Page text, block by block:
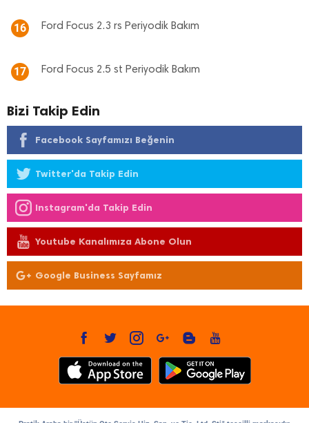
16 Ford Focus 2.3 rs Periyodik Bakım
17 Ford Focus 2.5 st Periyodik Bakım
Bizi Takip Edin
Facebook Sayfamızı Beğenin
Twitter'da Takip Edin
Instagram'da Takip Edin
Youtube Kanalımıza Abone Olun
Google Business Sayfamız